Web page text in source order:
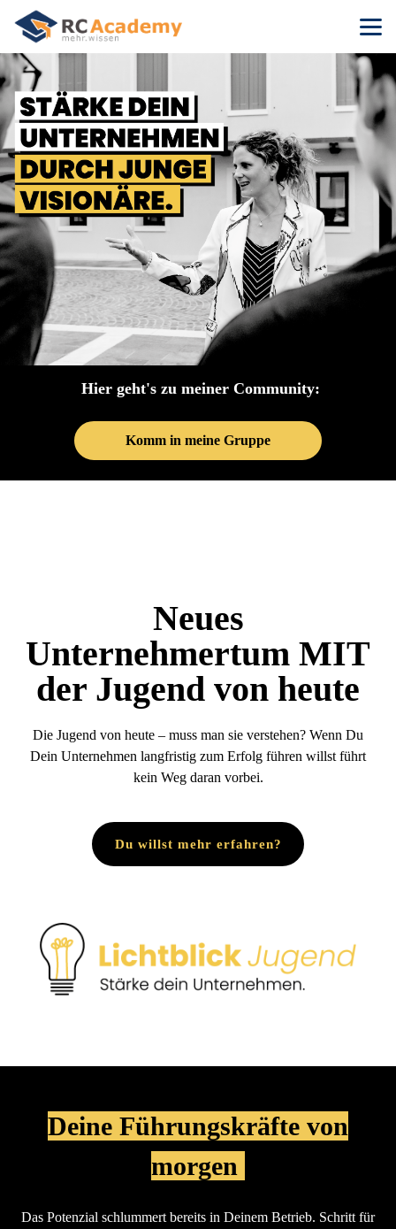
Hier geht's zu meiner Community:
Komm in meine Gruppe
Neues
Unternehmertum MIT
der Jugend von heute
Die Jugend von heute – muss man sie verstehen? Wenn Du
Dein Unternehmen langfristig zum Erfolg führen willst führt
kein Weg daran vorbei.
Du willst mehr erfahren?
Deine Führungskräfte von
morgen
Das Potenzial schlummert bereits in Deinem Betrieb. Schritt für